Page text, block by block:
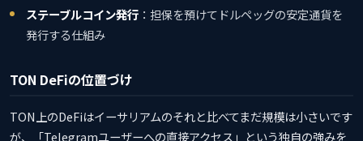
ステーブルコイン発行 ：担保を預けてドルペッグの安定通貨を
発行する仕組み
TON DeFiの位置づけ
TON上のDeFiはイーサリアムのそれと比べてまだ規模は小さいです
が、「Telegramユーザーへの直接アクセス」という独自の強みを